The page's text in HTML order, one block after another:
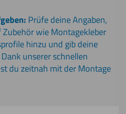
Prüfe deine Angaben,
Zubehör wie Montagekleber
hinzu und gib deine
unserer schnellen
du zeitnah mit der Montage